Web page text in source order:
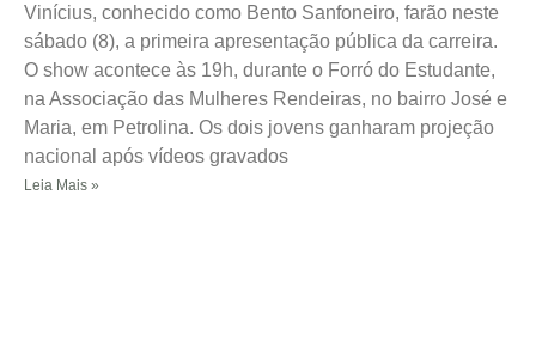
Vinícius, conhecido como Bento Sanfoneiro, farão neste
sábado (8), a primeira apresentação pública da carreira.
O show acontece às 19h, durante o Forró do Estudante,
na Associação das Mulheres Rendeiras, no bairro José e
Maria, em Petrolina. Os dois jovens ganharam projeção
nacional após vídeos gravados
Leia Mais »